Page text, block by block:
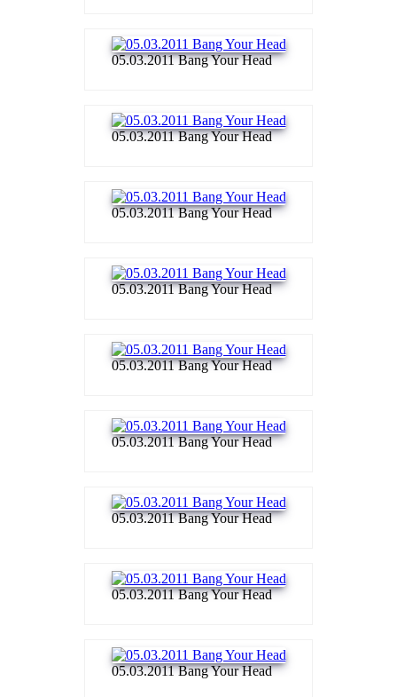
05.03.2011 Bang Your Head
05.03.2011 Bang Your Head
05.03.2011 Bang Your Head
05.03.2011 Bang Your Head
05.03.2011 Bang Your Head
05.03.2011 Bang Your Head
05.03.2011 Bang Your Head
05.03.2011 Bang Your Head
05.03.2011 Bang Your Head